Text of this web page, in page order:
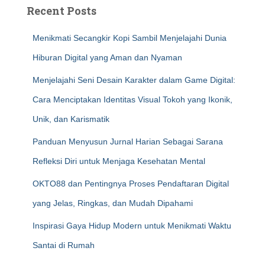
Recent Posts
Menikmati Secangkir Kopi Sambil Menjelajahi Dunia
Hiburan Digital yang Aman dan Nyaman
Menjelajahi Seni Desain Karakter dalam Game Digital:
Cara Menciptakan Identitas Visual Tokoh yang Ikonik,
Unik, dan Karismatik
Panduan Menyusun Jurnal Harian Sebagai Sarana
Refleksi Diri untuk Menjaga Kesehatan Mental
OKTO88 dan Pentingnya Proses Pendaftaran Digital
yang Jelas, Ringkas, dan Mudah Dipahami
Inspirasi Gaya Hidup Modern untuk Menikmati Waktu
Santai di Rumah